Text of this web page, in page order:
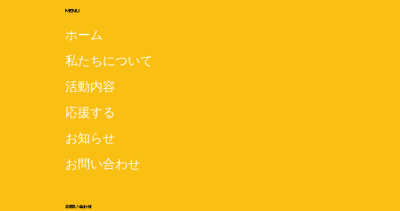
聖マリアンナ医科大学病院に聞いてみ
た！ -初回面会- part 1
MENU
ホーム
私たちについて
活動内容
応援する
お知らせ
お問い合わせ
お問い合わせ